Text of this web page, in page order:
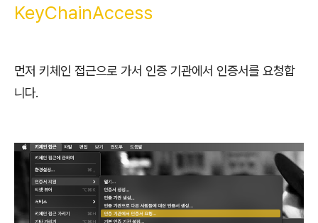
KeyChainAccess
먼저 키체인 접근으로 가서 인증 기관에서 인증서를 요청합
니다.